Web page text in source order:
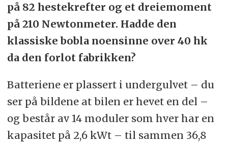
på 82 hestekrefter og et dreiemoment
på 210 Newtonmeter. Hadde den
klassiske bobla noensinne over 40 hk
da den forlot fabrikken?
Batteriene er plassert i undergulvet – du
ser på bildene at bilen er hevet en del –
og består av 14 moduler som hver har en
kapasitet på 2,6 kWt – til sammen 36,8